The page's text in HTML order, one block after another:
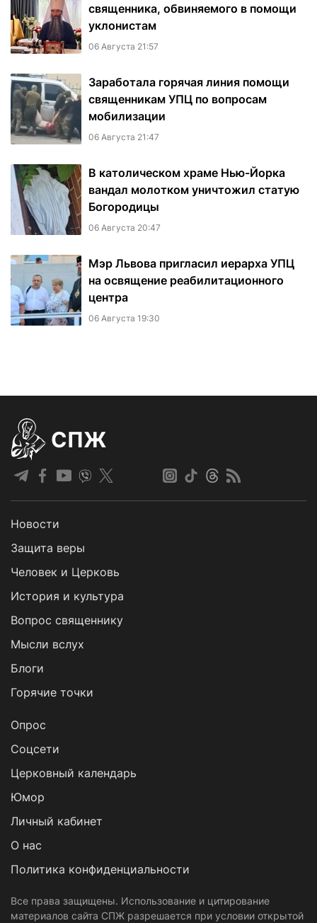
священника, обвиняемого в помощи
уклонистам
06 Августа 21:57
Заработала горячая линия помощи
священникам УПЦ по вопросам
мобилизации
06 Августа 21:47
В католическом храме Нью-Йорка
вандал молотком уничтожил статую
Богородицы
06 Августа 20:47
Мэр Львова пригласил иерарха УПЦ
на освящение реабилитационного
центра
06 Августа 19:30
СПЖ
Новости
Защита веры
Человек и Церковь
История и культура
Вопрос священнику
Мысли вслух
Блоги
Горячие точки
Опрос
Cоцсети
Церковный календарь
Юмор
Личный кабинет
О нас
Политика конфиденциальности
Все права защищены. Использование и цитирование
материалов сайта СПЖ разрешается при условии открытой